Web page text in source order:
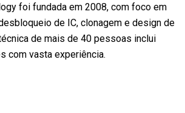
foi fundada em 2008, com foco em
de IC, clonagem e design de
de mais de 40 pessoas inclui
com vasta experiência.